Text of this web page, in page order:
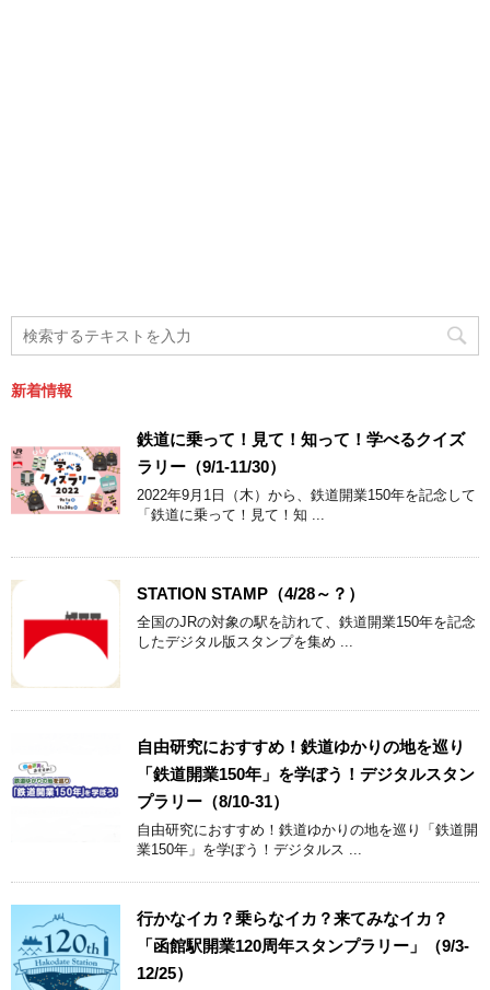
新着情報
鉄道に乗って！見て！知って！学べるクイズ
ラリー（9/1-11/30）
2022年9月1日（木）から、鉄道開業150年を記念して
「鉄道に乗って！見て！知 ...
STATION STAMP（4/28～？）
全国のJRの対象の駅を訪れて、鉄道開業150年を記念
したデジタル版スタンプを集め ...
自由研究におすすめ！鉄道ゆかりの地を巡り
「鉄道開業150年」を学ぼう！デジタルスタン
プラリー（8/10-31）
自由研究におすすめ！鉄道ゆかりの地を巡り「鉄道開
業150年」を学ぼう！デジタルス ...
行かなイカ？乗らなイカ？来てみなイカ？
「函館駅開業120周年スタンプラリー」（9/3-
12/25）